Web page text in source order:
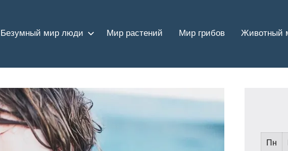
Безумный мир люди Мир растений Мир грибов Животный
Пн